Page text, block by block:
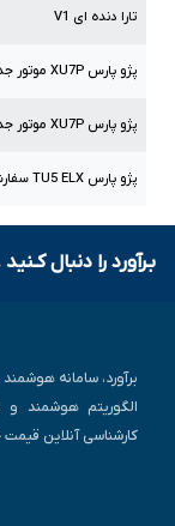
تارا دنده ای V1
پژو پارس XU7P موتور
پژو پارس XU7P موتور
پژو پارس ELX
TU5
بـرآورد را دنبال
برآورد، سامانه
الگوریتم هوشمند و
کارشناسی آنلاین